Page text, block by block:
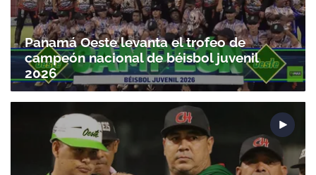
Panamá Oeste levanta el trofeo de
campeón nacional de béisbol juvenil
2026